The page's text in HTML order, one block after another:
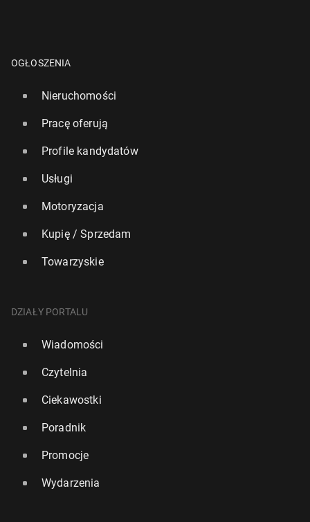
Cztery polskie uczel­nie w pre­sti­żo­wym ran­kin­gu
30 grudnia 2024, 12:00
tysiąca naj­lep­szych na świecie
OGŁOSZENIA
Nieruchomości
Pracę oferują
Profile kandydatów
Usługi
Motoryzacja
Kupię / Sprzedam
Towarzyskie
DZIAŁY PORTALU
Wiadomości
Czytelnia
Ciekawostki
Poradnik
Promocje
Wydarzenia